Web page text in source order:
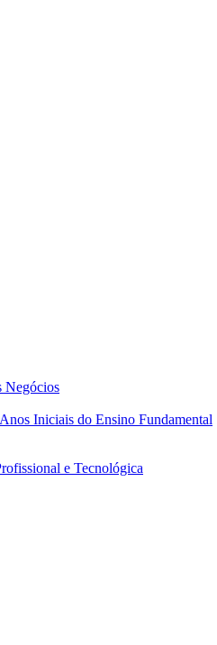
Negócios
Iniciais do Ensino Fundamental
e Tecnológica